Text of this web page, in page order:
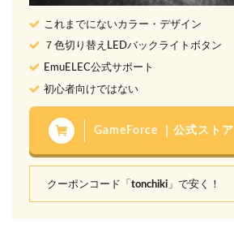
これまでにないカラー・デザイン
７色切り替えLEDバックライトボタン
EmuELEC公式サポート
初心者向けではない
GameForce ｜公式ストア
クーポンコード「 tonchiki 」で安く！